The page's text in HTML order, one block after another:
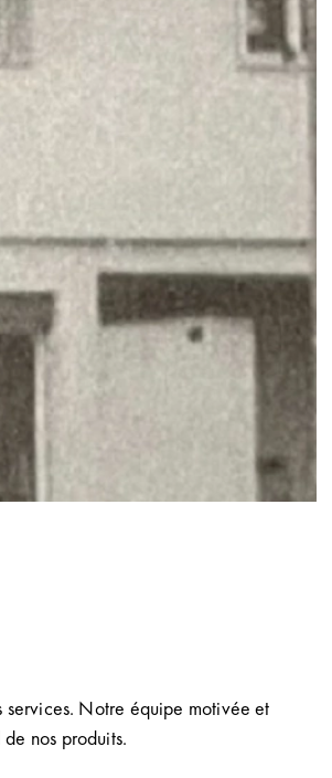
services. Notre équipe motivée et
nos produits.